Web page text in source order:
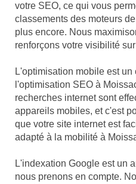
votre SEO, ce qui vous
classements des moteurs
plus encore. Nous
renforçons votre visibilité
L'optimisation mobile est un
l'optimisation SEO à
recherches internet sont
appareils mobiles, et c'est
que votre site internet est
adapté à la mobilité à
L'indexation Google est un
nous prenons en compte.